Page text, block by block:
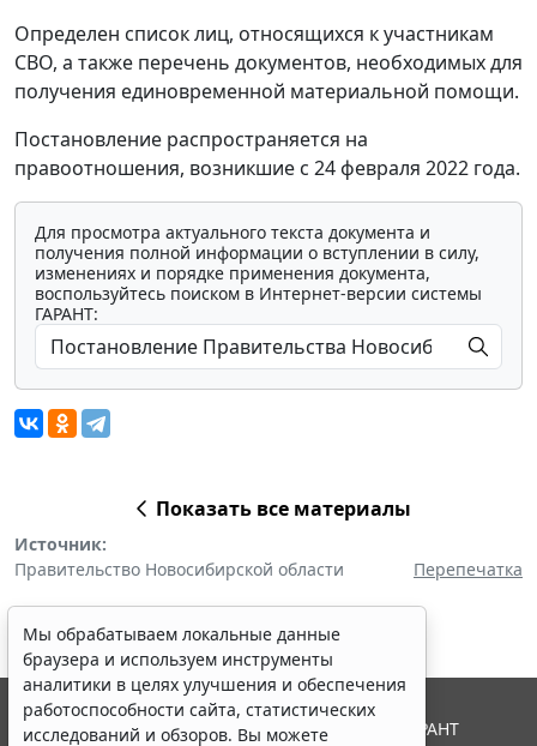
Определен список лиц, относящихся к участникам
СВО, а также перечень документов, необходимых для
получения единовременной материальной помощи.
Постановление распространяется на
правоотношения, возникшие с 24 февраля 2022 года.
Для просмотра актуального текста документа и
получения полной информации о вступлении в силу,
изменениях и порядке применения документа,
воспользуйтесь поиском в Интернет-версии системы
ГАРАНТ:
Показать все материалы
Источник:
Правительство Новосибирской области
Перепечатка
Мы обрабатываем локальные данные
браузера и используем инструменты
аналитики в целях улучшения и обеспечения
работоспособности сайта, статистических
исследований и обзоров. Вы можете
© ООО "НПП "ГАРАНТ-СЕРВИС", 2026. Система ГАРАНТ